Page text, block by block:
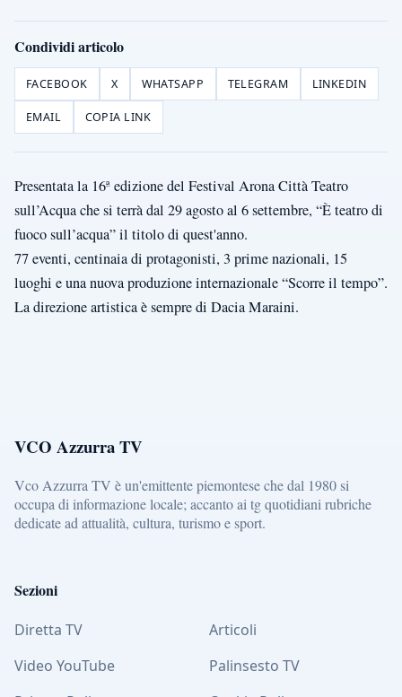
Condividi articolo
FACEBOOK X WHATSAPP TELEGRAM LINKEDIN
EMAIL COPIA LINK
Presentata la 16ª edizione del Festival Arona Città Teatro
sull’Acqua che si terrà dal 29 agosto al 6 settembre, “È teatro di
fuoco sull’acqua” il titolo di quest'anno.
77 eventi, centinaia di protagonisti, 3 prime nazionali, 15
luoghi e una nuova produzione internazionale “Scorre il tempo”.
La direzione artistica è sempre di Dacia Maraini.
VCO Azzurra TV
Vco Azzurra TV è un'emittente piemontese che dal 1980 si
occupa di informazione locale; accanto ai tg quotidiani rubriche
dedicate ad attualità, cultura, turismo e sport.
Sezioni
Diretta TV
Articoli
Video YouTube
Palinsesto TV